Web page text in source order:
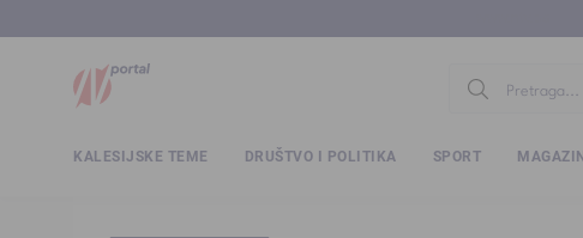
KALESIJSKE TEME DRUŠTVO I POLITIKA SPORT